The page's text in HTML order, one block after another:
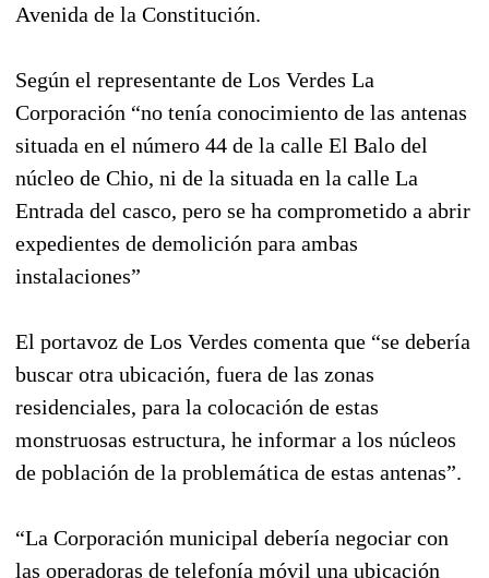
Avenida de la Constitución.
Según el representante de Los Verdes La
Corporación “no tenía conocimiento de las antenas
situada en el número 44 de la calle El Balo del
núcleo de Chio, ni de la situada en la calle La
Entrada del casco, pero se ha comprometido a abrir
expedientes de demolición para ambas
instalaciones”
El portavoz de Los Verdes comenta que “se debería
buscar otra ubicación, fuera de las zonas
residenciales, para la colocación de estas
monstruosas estructura, he informar a los núcleos
de población de la problemática de estas antenas”.
“La Corporación municipal debería negociar con
las operadoras de telefonía móvil una ubicación